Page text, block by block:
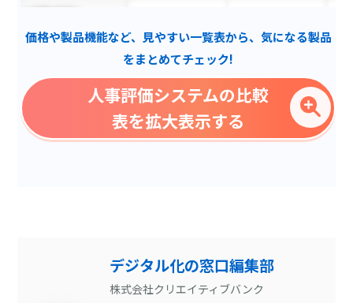
ハイパフォーマンス分析
MBO評価対応
価格や製品機能など、見やすい一覧表から、気になる製品
をまとめてチェック!
人事評価システムの比較
表を拡大表示する
デジタル化の窓口編集部
株式会社クリエイティブバンク